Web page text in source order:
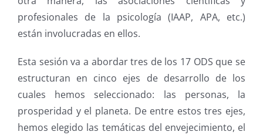
profesionales de la psicología (IAAP, APA, etc.)
están involucradas en ellos.
Esta sesión va a abordar tres de los 17 ODS que se
estructuran en cinco ejes de desarrollo de los
cuales hemos seleccionado: las personas, la
prosperidad y el planeta. De entre estos tres ejes,
hemos elegido las temáticas del envejecimiento, el